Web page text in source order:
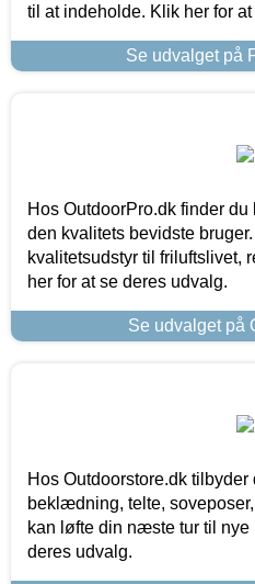
til at indeholde. Klik her for
Se udvalget på
Hos OutdoorPro.dk finder
den kvalitets bevidste
kvalitetsudstyr til friluftslivet,
her for at se deres udvalg.
Se udvalget på
Hos Outdoorstore.dk tilbyder
beklædning, telte,
kan løfte din næste tur til nye
deres udvalg.